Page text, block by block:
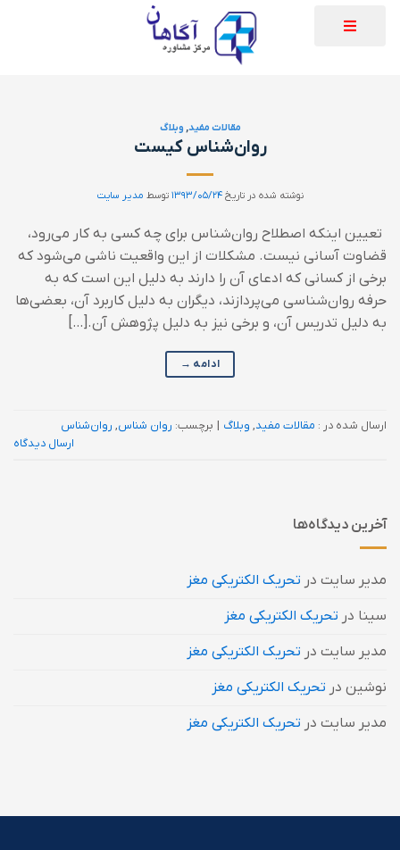
مقالات مفید, وبلاگ
روان‌شناس کیست
نوشته شده در تاریخ۱۳۹۳/۰۵/۲۴ توسط مدیر سایت
تعیین اینکه اصطلاح روان‌شناس برای چه کسی به کار می‌رود،
قضاوت آسانی نیست. مشکلات از این واقعیت ناشی می‌شود که
برخی از کسانی که ادعای آن را دارند به دلیل این است که به
حرفه روان‌شناسی می‌پردازند، دیگران به دلیل کاربرد آن، بعضی‌ها
به دلیل تدریس آن، و برخی نیز به دلیل پژوهش آن.[…]
ادامه →
ارسال شده در : مقالات مفید, وبلاگ | برچسب: روان شناس, روان‌شناس
ارسال دیدگاه
آخرین دیدگاه‌ها
مدیر سایت در تحریک الکتریکی مغز
سینا در تحریک الکتریکی مغز
مدیر سایت در تحریک الکتریکی مغز
نوشین در تحریک الکتریکی مغز
مدیر سایت در تحریک الکتریکی مغز